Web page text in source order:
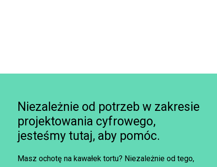
Niezależnie od potrzeb w zakresie
projektowania cyfrowego,
jesteśmy tutaj, aby pomóc.
Masz ochotę na kawałek tortu? Niezależnie od tego,